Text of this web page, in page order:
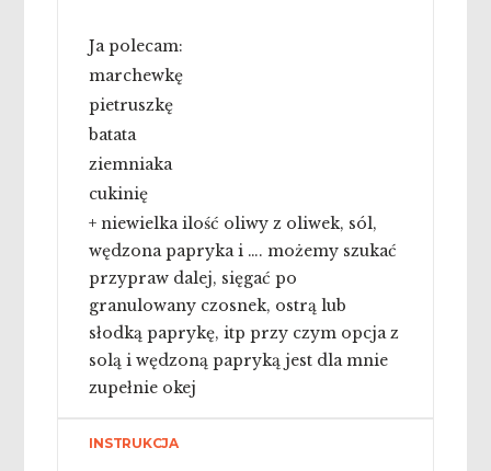
Ja polecam:
marchewkę
pietruszkę
batata
ziemniaka
cukinię
+ niewielka ilość oliwy z oliwek, sól,
wędzona papryka i …. możemy szukać
przypraw dalej, sięgać po
granulowany czosnek, ostrą lub
słodką paprykę, itp przy czym opcja z
solą i wędzoną papryką jest dla mnie
zupełnie okej
INSTRUKCJA